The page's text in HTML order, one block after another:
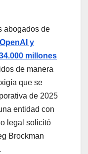
abogados de
y
millones
de manera
que se
de 2025
entidad con
legal solicitó
Brockman